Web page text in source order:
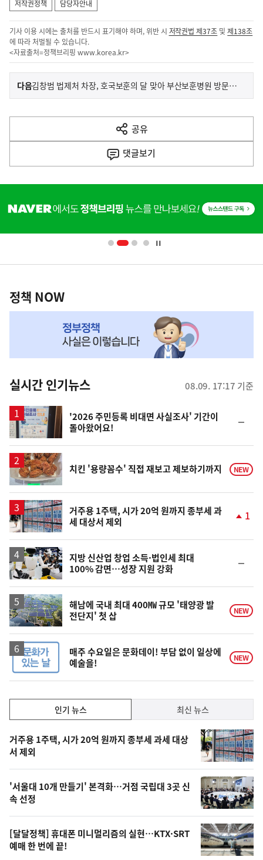
저작권정책 담당자안내
기사 이용 시에는 출처를 반드시 표기해야 하며, 위반 시 저작권법 제37조 및제138조
에 따라 처벌될 수 있습니다.
<자료출처=정책브리핑 www.korea.kr>
이
전
다
음
다음기
사
김창범 법제처 차장, 호국보훈의 달 맞아 부산보훈병원 방문하여 환자 및 의료진 격려
공유
열
기
댓글보기
단
배
영
책
NOW,
뉴
스
정책 NOW
실시간 인기뉴스 08.09. 17:17 기준
'2026 주민등록 비대면 사실조사' 기간이
돌아왔어요!
일
치킨 '용량꼼수' 직접 재보고 제보하기까지 NEW
거주용 1주택, 시가 20억 원까지 종부세 과
세 대상서 제외
1
지방 신산업 창업 소득·법인세 최대
100% 감면…성장 지원 강화
일
해남에 국내 최대 400㎿ 규모 '태양광 발
전단지' 첫 삽
NEW
매주 수요일은 문화데이! 부담 없이 일상에
예술을!
NEW
기,
최
신,
오
늘
의
영
상
인기 뉴스 최신 뉴스
기
뉴
스
거주용 1주택, 시가 20억 원까지 종부세 과세 대상
서 제외
'서울대 10개 만들기' 본격화…거점 국립대 3곳 신
속 선정
[달달정책] 휴대폰 미니멀리즘의 실현…KTX·SRT
예매 한 번에 끝!